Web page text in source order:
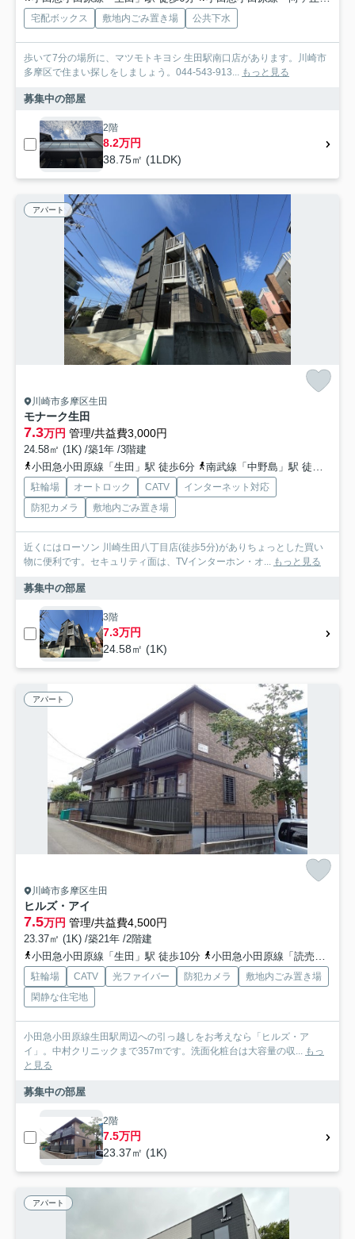
宅配ボックス 敷地内ごみ置き場 公共下水
歩いて7分の場所に、マツモトキヨシ 生田駅南口店があります。川崎市
多摩区で住まい探しをしましょう。044-543-913... もっと見る
募集中の部屋
2階
8.2万円
38.75㎡ (1LDK)
アパート
川崎市多摩区生田
モナーク生田
7.3万円 管理/共益費3,000円
24.58㎡ (1K) /築1年 /3階建
小田急小田原線「生田」駅 徒歩6分
南武線「中野島」駅 徒歩19分
駐輪場 オートロック CATV
インターネット対応
防犯カメラ
敷地内ごみ置き場
近くにはローソン 川崎生田八丁目店(徒歩5分)がありちょっとした買い
物に便利です。セキュリティ面は、TVインターホン・オ... もっと見る
募集中の部屋
3階
7.3万円
24.58㎡ (1K)
アパート
川崎市多摩区生田
ヒルズ・アイ
7.5万円 管理/共益費4,500円
23.37㎡ (1K) /築21年 /2階建
小田急小田原線「生田」駅 徒歩10分
小田急小田原線「読売ランド前」駅 徒歩15分
駐輪場 CATV 光ファイバー 防犯カメラ
敷地内ごみ置き場
閑静な住宅地
小田急小田原線生田駅周辺への引っ越しをお考えなら「ヒルズ・ア
イ」。中村クリニックまで357mです。洗面化粧台は大容量の収... もっ
と見る
募集中の部屋
2階
7.5万円
23.37㎡ (1K)
アパート